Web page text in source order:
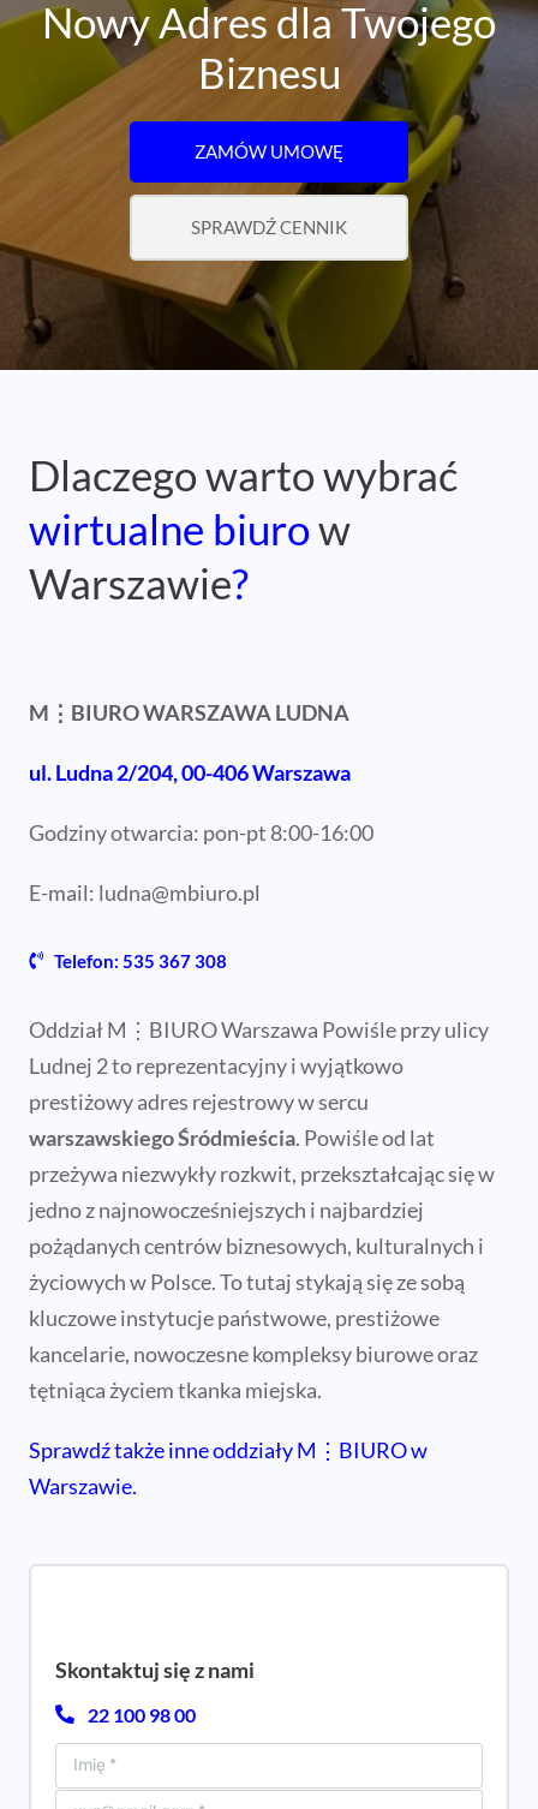
Nowy Adres dla Twojego
Biznesu
ZAMÓW UMOWĘ
SPRAWDŹ CENNIK
Dlaczego warto wybrać
wirtualne biurow
Warszawie?
M⋮BIURO WARSZAWA LUDNA
ul. Ludna 2/204, 00-406 Warszawa
Godziny otwarcia: pon-pt 8:00-16:00
E-mail: ludna@mbiuro.pl
Telefon: 535 367 308
Oddział M⋮BIURO Warszawa Powiśle przy ulicy
Ludnej 2 to reprezentacyjny i wyjątkowo
prestiżowy adres rejestrowy w sercu
warszawskiego Śródmieścia. Powiśle od lat
przeżywa niezwykły rozkwit, przekształcając się w
jedno z najnowocześniejszych i najbardziej
pożądanych centrów biznesowych, kulturalnych i
życiowych w Polsce. To tutaj stykają się ze sobą
kluczowe instytucje państwowe, prestiżowe
kancelarie, nowoczesne kompleksy biurowe oraz
tętniąca życiem tkanka miejska.
Sprawdź takżeinne oddziały M⋮BIURO w
Warszawie.
Skontaktuj się z nami
22 100 98 00